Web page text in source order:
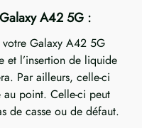
A42 5G :
Galaxy A42 5G
et l’insertion de liquide
Par ailleurs, celle-ci
au point. Celle-ci peut
de casse ou de défaut.